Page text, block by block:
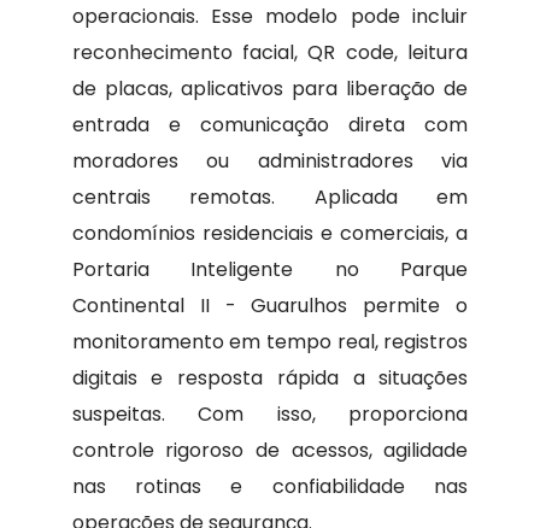
operacionais. Esse modelo pode incluir
reconhecimento facial, QR code, leitura
de placas, aplicativos para liberação de
entrada e comunicação direta com
moradores ou administradores via
centrais remotas. Aplicada em
condomínios residenciais e comerciais, a
Portaria Inteligente no Parque
Continental II - Guarulhos permite o
monitoramento em tempo real, registros
digitais e resposta rápida a situações
suspeitas. Com isso, proporciona
controle rigoroso de acessos, agilidade
nas rotinas e confiabilidade nas